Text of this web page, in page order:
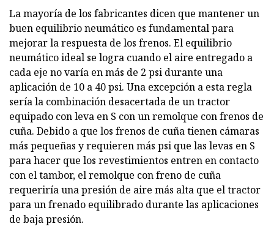
La mayoría de los fabricantes dicen que mantener un
buen equilibrio neumático es fundamental para
mejorar la respuesta de los frenos. El equilibrio
neumático ideal se logra cuando el aire entregado a
cada eje no varía en más de 2 psi durante una
aplicación de 10 a 40 psi. Una excepción a esta regla
sería la combinación desacertada de un tractor
equipado con leva en S con un remolque con frenos de
cuña. Debido a que los frenos de cuña tienen cámaras
más pequeñas y requieren más psi que las levas en S
para hacer que los revestimientos entren en contacto
con el tambor, el remolque con freno de cuña
requeriría una presión de aire más alta que el tractor
para un frenado equilibrado durante las aplicaciones
de baja presión.